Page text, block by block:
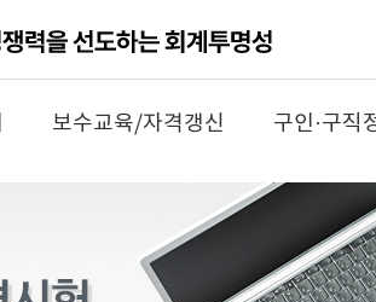
보수교육/자격갱신 구인·구직